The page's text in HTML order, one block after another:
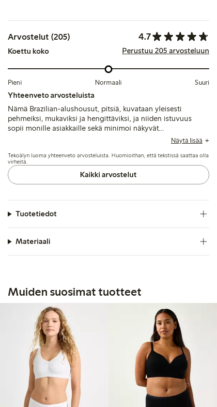
Arvostelut (205) 4.7
Koettu koko Perustuu 205 arvosteluun
Pieni Normaali Suuri
Yhteenveto arvosteluista
Nämä Brazilian-alushousut, pitsiä, kuvataan yleisesti
pehmeiksi, mukaviksi ja hengittäviksi, ja niiden istuvuus
sopii monille asiakkaille sekä minimoi näkyvät
alusvaatejäljet. Jotkut mainitsevat elastisuuden aiheuttamia
alas, ja muutamat huomauttavat ohuesta kankaasta, joka
saattaa menettää muotonsa tai värinsä pesun jälkeen.
Näytä lisää
Tekoälyn luoma yhteenveto arvosteluista. Huomioithan, että tekstissä saattaa olla
virheitä.
Kaikki arvostelut
Tuotetiedot
Materiaali
Muiden suosimat tuotteet